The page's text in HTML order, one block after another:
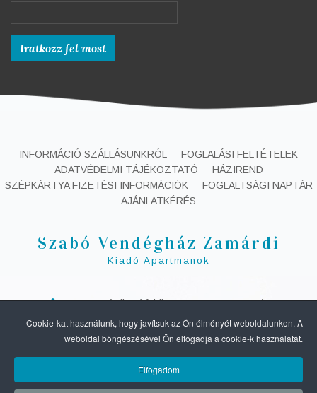
INFORMÁCIÓ SZÁLLÁSUNKRÓL
FOGLALÁSI FELTÉTELEK
ADATVÉDELMI TÁJÉKOZTATÓ
HÁZIREND
SZÉPKÁRTYA FIZETÉSI INFORMÁCIÓK
FOGLALTSÁGI NAPTÁR
AJÁNLATKÉRÉS
Szabó Vendégház Zamárdi
Kiadó Apartmanok
8621 Zamárdi, Rétföldi utca 51. Magyarország
+36 30 857 7232
info@szabovendeghaz-zamardi.hu
NTAK regisztrációs szám:
MA21030853
SZABÓ VENDÉGHÁZ ZAMÁRDI
2026 ALL RIGHTS RESERVED.
FULLROOM - ONLINE SZOBAFOGLALÁSI RENDSZER
Cookie-kat használunk, hogy javítsuk az Ön élményét weboldalunkon. A
weboldal böngészésével Ön elfogadja a cookie-k használatát.
Elfogadom